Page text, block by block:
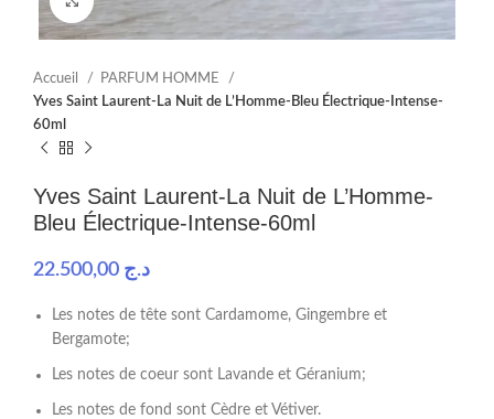
Accueil
PARFUM HOMME
Yves Saint Laurent-La Nuit de L’Homme-Bleu Électrique-Intense-
60ml
Yves Saint Laurent-La Nuit de L’Homme-
Bleu Électrique-Intense-60ml
د.ج
Les notes de tête sont Cardamome, Gingembre et
Bergamote;
Les notes de coeur sont Lavande et Géranium;
Les notes de fond sont Cèdre et Vétiver.